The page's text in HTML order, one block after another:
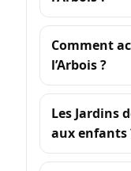
Comment
l’Arbois ?
Les Jardins
aux enfants